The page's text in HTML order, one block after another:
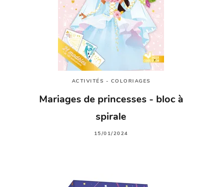
ACTIVITÉS - COLORIAGES
Mariages de princesses - bloc à
spirale
15/01/2024